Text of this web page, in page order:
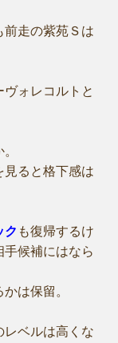
前走の紫苑Ｓは
ヴォレコルトと
見ると格下感は
ク も復帰するけ
候補にはなら
は保留。
レベルは高くな